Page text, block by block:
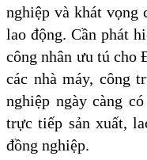
nghiệp và khát vọng
lao động. Cần phát
công nhân ưu tú cho
các nhà máy, công
nghiệp ngày càng
trực tiếp sản xuất,
đồng nghiệp.